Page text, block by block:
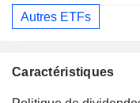
Autres ETFs
Caractéristiques